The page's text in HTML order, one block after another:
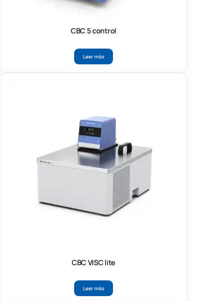
CBC 5 control
Leer más
CBC VISC lite
Leer más